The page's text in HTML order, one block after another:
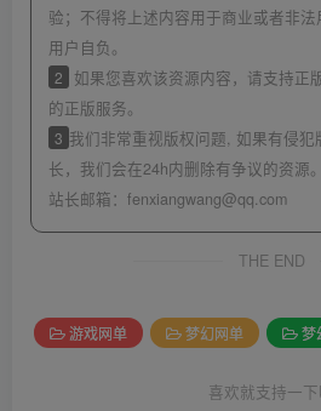
验；不得将上述内容用于商业或者非
用户自负。
2
如果您喜欢该资源内容，请支持正
的正版服务。
3 我们非常重视版权问题, 如果有侵
长，我们会在24h内删除有争议的资源。
站长邮箱： fenxiangwang@qq.com
THE END
游戏网单 梦幻网单 梦
喜欢就支持一